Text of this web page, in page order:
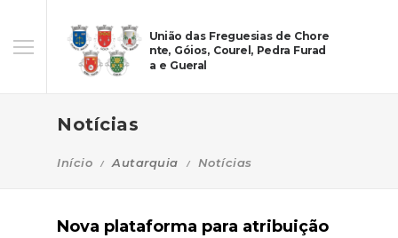
União das Freguesias de Chore
nte, Góios, Courel, Pedra Furad
a e Gueral
Notícias
Início Autarquia Notícias
Nova plataforma para atribuição